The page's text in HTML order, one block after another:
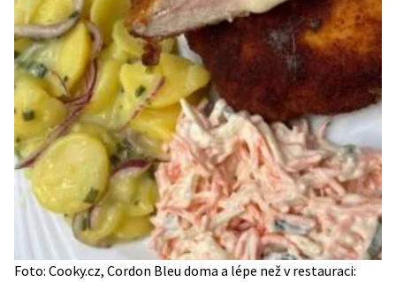
Foto: Cooky.cz, Cordon Bleu doma a lépe než v restauraci: